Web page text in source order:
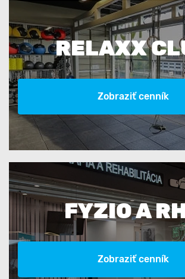
RELAXX
Zobraziť cenník
FYZIO A
Zobraziť cenník